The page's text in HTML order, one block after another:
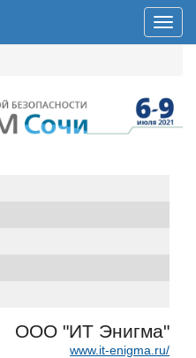
Меню
ООО "ИТ Энигма"
www.it-enigma.ru/